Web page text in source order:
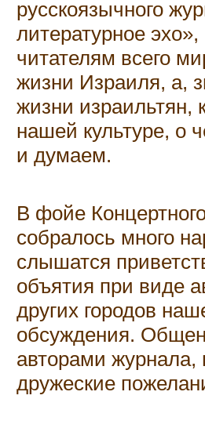
русскоязычного
литературное
читателям всего
жизни Израиля, а,
жизни
нашей культуре, о
и думаем.
В фойе
собралось много
слышатся
объятия при виде
других городов
обсуждения.
авторами
дружеские